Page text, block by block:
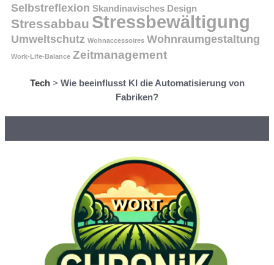
Selbstreflexion Skandinavisches Design
Stressabbau Stressbewältigung
Umweltschutz Wohnaccessoires Wohnraumgestaltung
Work-Life-Balance Zeitmanagement
Tech> Wie beeinflusst KI die Automatisierung von
Fabriken?